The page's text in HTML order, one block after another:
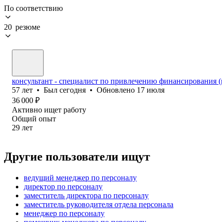
По соответствию
20 резюме
консультант - специалист по привлечению финансирования
57 лет • Был сегодня • Обновлено 17 июля
36 000 ₽
Активно ищет работу
Общий опыт
29 лет
Другие пользователи ищут
ведущий менеджер по персоналу
директор по персоналу
заместитель директора по персоналу
заместитель руководителя отдела персонала
менеджер по персоналу